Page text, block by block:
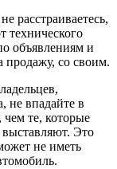
расстраиваетесь,
технического
объявлениям и
продажу, со своим.
не впадайте в
те, которые
Это
не иметь